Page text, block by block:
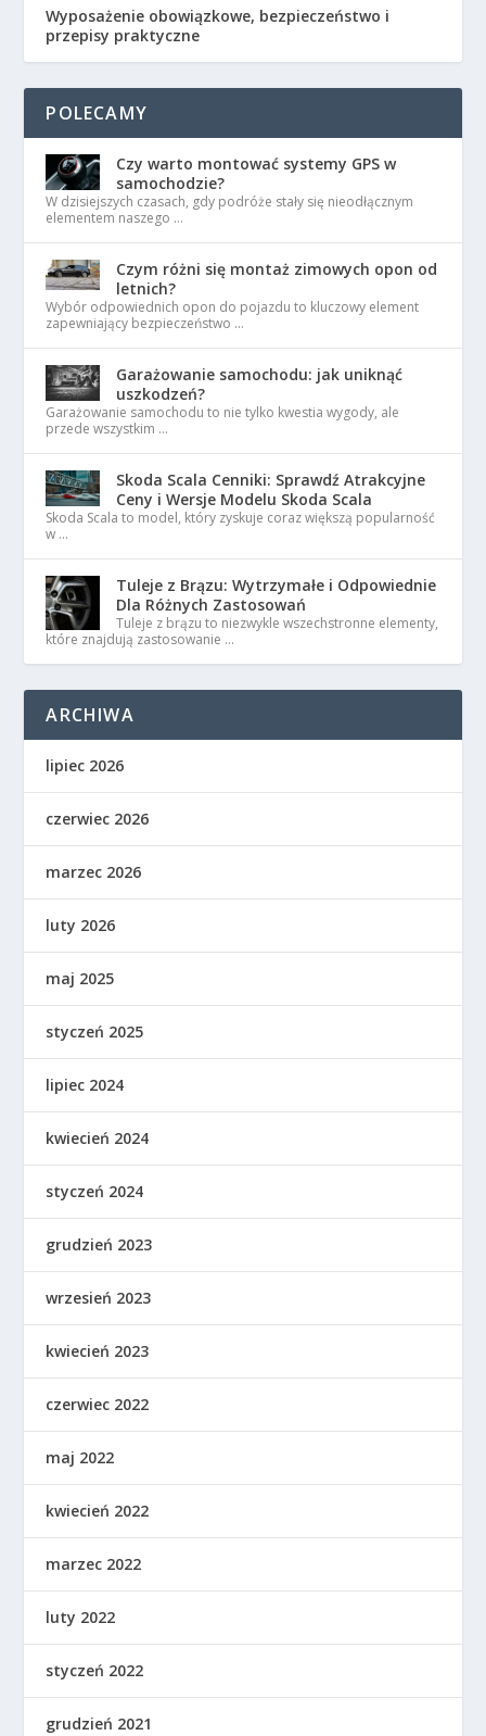
Wyposażenie obowiązkowe, bezpieczeństwo i
przepisy praktyczne
POLECAMY
Czy warto montować systemy GPS w
samochodzie?
W dzisiejszych czasach, gdy podróże stały się nieodłącznym
elementem naszego …
Czym różni się montaż zimowych opon od
letnich?
Wybór odpowiednich opon do pojazdu to kluczowy element
zapewniający bezpieczeństwo …
Garażowanie samochodu: jak uniknąć
uszkodzeń?
Garażowanie samochodu to nie tylko kwestia wygody, ale
przede wszystkim …
Skoda Scala Cenniki: Sprawdź Atrakcyjne
Ceny i Wersje Modelu Skoda Scala
Skoda Scala to model, który zyskuje coraz większą popularność
w …
Tuleje z Brązu: Wytrzymałe i Odpowiednie
Dla Różnych Zastosowań
Tuleje z brązu to niezwykle wszechstronne elementy,
które znajdują zastosowanie …
ARCHIWA
lipiec 2026
czerwiec 2026
marzec 2026
luty 2026
maj 2025
styczeń 2025
lipiec 2024
kwiecień 2024
styczeń 2024
grudzień 2023
wrzesień 2023
kwiecień 2023
czerwiec 2022
maj 2022
kwiecień 2022
marzec 2022
luty 2022
styczeń 2022
grudzień 2021